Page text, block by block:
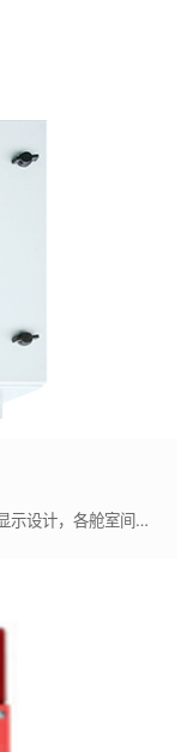
产品特点：采用分布式采集控制、集中监控显示设计，各舱室间防盗探测、温湿度监测、控制及密码设置互相独立，装置可靠性高,采用标准化、模块化设计，可根据实际需求，灵活组合实现多舱室的防盗探测及温湿度监测，同时设备间采用CAN总线通讯，可减少系统内电缆敷设